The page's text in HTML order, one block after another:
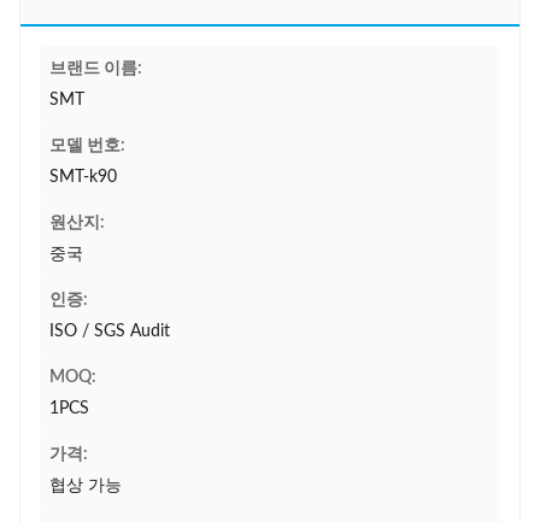
브랜드 이름:
SMT
모델 번호:
SMT-k90
원산지:
중국
인증:
ISO / SGS Audit
MOQ:
1PCS
가격:
협상 가능